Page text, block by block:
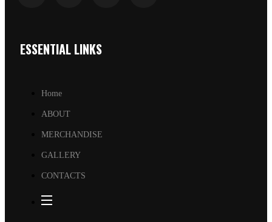
ESSENTIAL LINKS
Home
ABOUT
MERCHANDISE
GALLERY
CONTACTS